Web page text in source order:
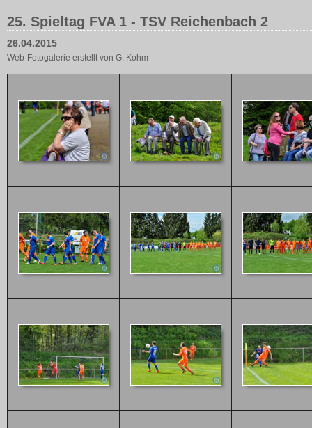
25. Spieltag FVA 1 - TSV Reichenbach 2
26.04.2015
Web-Fotogalerie erstellt von G. Kohm